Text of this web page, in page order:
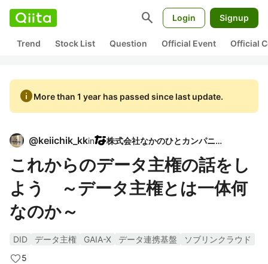
search Login Signup
Trend Stock List Question Official Event Official
infoMore than 1 year has passed since last update.
@keiichik_kkin 株式会社なかのひとカンパニー
これからのデータ主権の話をし
よう ～データ主権とは一体何
なのか～
DID データ主権 GAIA-X データ連携基盤
ソブリンクラウド
5